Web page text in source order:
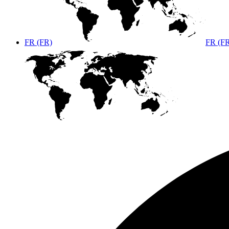
FR (FR) FR